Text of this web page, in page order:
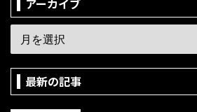
アーカイブ
最新の記事